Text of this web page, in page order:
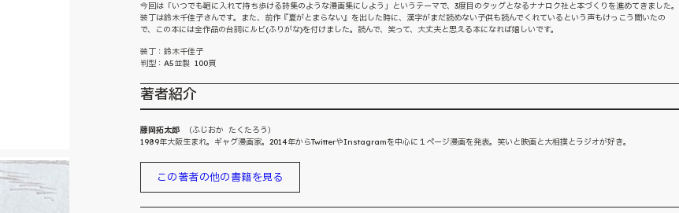
今回は「いつでも鞄に入れて持ち歩ける詩集のような漫画集にしよう」というテーマで、3度目のタッグとなるナナロク社と本づくりを進めてきました。
装丁は鈴木千佳子さんです。また、前作『夏がとまらない』を出した時に、漢字がまだ読めない子供も読んでくれているという声もけっこう聞いたの
で、この本には全作品の台詞にルビ(ふりがな)を付けました。読んで、笑って、大丈夫と思える本になれば嬉しいです。
装丁：鈴木千佳子
判型：A5並製 100頁
著者紹介
藤岡拓太郎
（ふじおか たくたろう）
1989年大阪生まれ。ギャグ漫画家。2014年からTwitterやInstagramを中心に１ページ漫画を発表。笑いと映画と大相撲とラジオが好き。
この著者の他の書籍を見る